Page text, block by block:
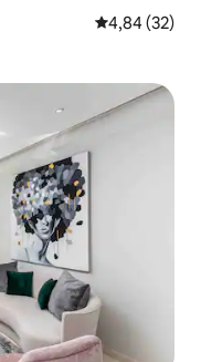
4,84 av 5 i
4,84 (32)